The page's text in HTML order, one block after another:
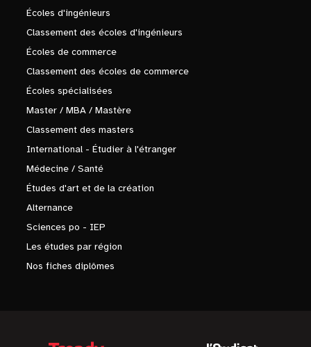
Écoles d'ingénieurs
Classement des écoles d'ingénieurs
Écoles de commerce
Classement des écoles de commerce
Écoles spécialisées
Master / MBA / Mastère
Classement des masters
International - Étudier à l'étranger
Médecine / Santé
Études d'art et de la création
Alternance
Sciences po - IEP
Les études par région
Nos fiches diplômes